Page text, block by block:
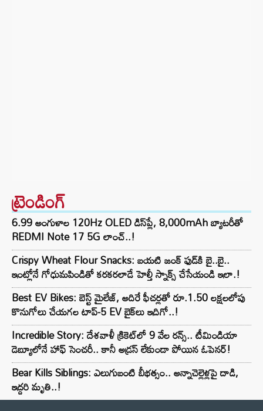
ట్రెండింగ్‌
6.99 అంగుళాల 120Hz OLED డిస్‌ప్లే, 8,000mAh బ్యాటరీతో
REDMI Note 17 5G లాంచ్..!
Crispy Wheat Flour Snacks: బయటి జంక్ ఫుడ్‌కి బై..బై..
ఇంట్లోనే గోధుమపిండితో కరకరలాడే హెల్తీ స్నాక్స్ చేసేయండి ఇలా.!
Best EV Bikes: బెస్ట్ మైలేజ్, అదిరే ఫీచర్లతో రూ.1.50 లక్షలలోపు
కొనుగోలు చేయగల టాప్-5 EV బైక్‌లు ఇదిగో..!
Incredible Story: దేశవాళీ క్రికెట్‌లో 9 వేల రన్స్.. టీమిండియా
డెబ్యూలోనే హాఫ్ సెంచరీ.. కానీ అడ్రస్ లేకుండా పోయిన ఓపెనర్!
Bear Kills Siblings: ఎలుగుబంటి బీభత్సం.. అన్నాచెల్లెళ్లపై దాడి,
ఇద్దరి మృతి..!